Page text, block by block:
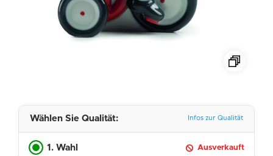
Wählen Sie Qualität: Infos zur Qualität
1. Wahl Ausverkauft